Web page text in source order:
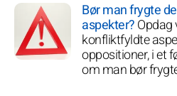
Bør man frygte
aspekter?Opdag
konfliktfyldte
oppositioner, i et
om man bør